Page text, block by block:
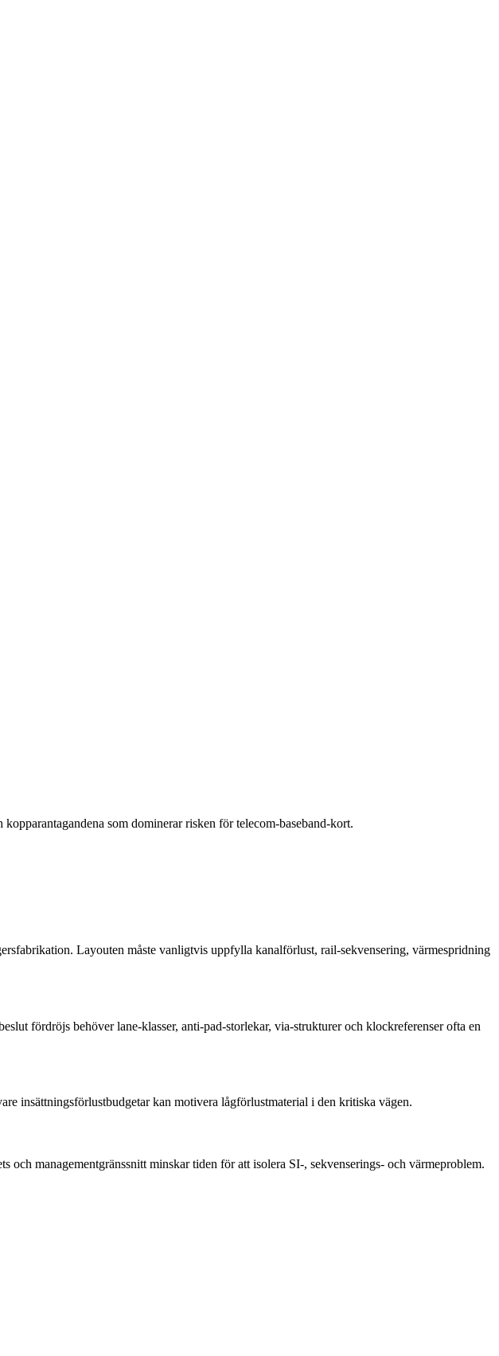
som dominerar risken för telecom-baseband-kort.
Layouten måste vanligtvis uppfylla kanalförlust, rail-sekvensering, värmespridning
fördröjs behöver lane-klasser, anti-pad-storlekar, via-strukturer och klockreferenser ofta en
insättningsförlustbudgetar kan motivera lågförlustmaterial i den kritiska vägen.
managementgränssnitt minskar tiden för att isolera SI-, sekvenserings- och värmeproblem.